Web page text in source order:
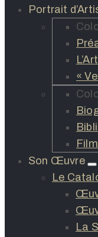
Portrait
«
Son Œuvre
Le
La